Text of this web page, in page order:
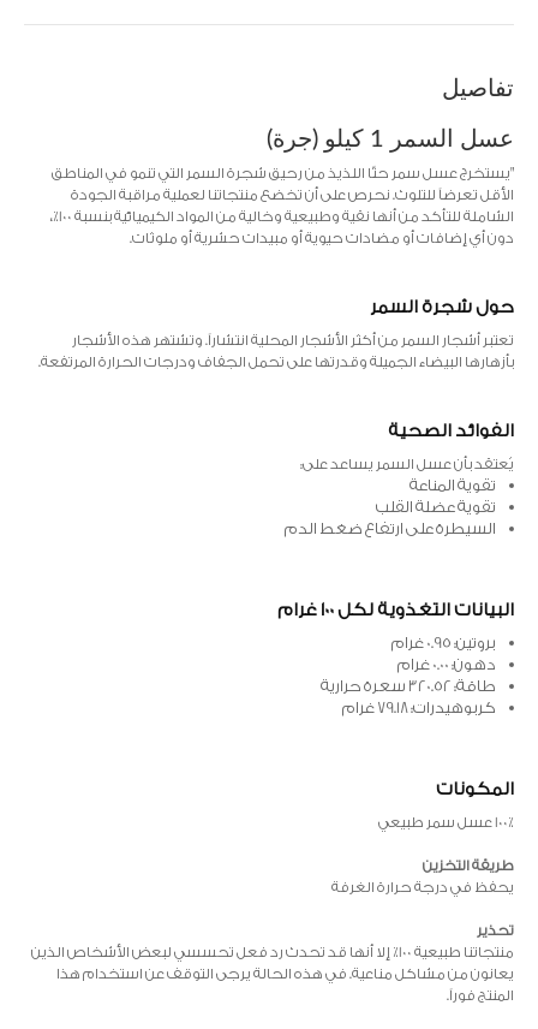
تفاصيل
عسل السمر 1 كيلو (جرة)
"يستخرج عسل سمر حتّا اللذيذ من رحيق شجرة السمر التي تنمو في المناطق
الأقل تعرضاً للتلوث. نحرص على أن تخضع منتجاتنا لعملية مراقبة الجودة
الشاملة للتأكد من أنها نقية وطبيعية وخالية من المواد الكيميائية بنسبة 100٪،
دون أي إضافات أو مضادات حيوية أو مبيدات حشرية أو ملوثات.
حول شجرة السمر
تعتبر أشجار السمر من أكثر الأشجار المحلية انتشاراً. وتشتهر هذه الأشجار
بأزهارها البيضاء الجميلة وقدرتها على تحمل الجفاف ودرجات الحرارة المرتفعة.
الفوائد الصحية
يُعتقد بأن عسل السمر يساعد على:
تقوية المناعة
تقوية عضلة القلب
السيطرة على ارتفاع ضغط الدم
البيانات التغذوية لكل 100 غرام
بروتين: 0.95 غرام
دهون: 0.00 غرام
طاقة: 320.52 سعرة حرارية
كربوهيدرات: 79.18 غرام
المكونات
100٪ عسل سمر طبيعي
طريقة التخزين
يحفظ في درجة حرارة الغرفة
تحذير
منتجاتنا طبيعية 100٪ إلا أنها قد تحدث رد فعل تحسسي لبعض الأشخاص الذين
يعانون من مشاكل مناعية. في هذه الحالة يرجى التوقف عن استخدام هذا
المنتج فوراً.